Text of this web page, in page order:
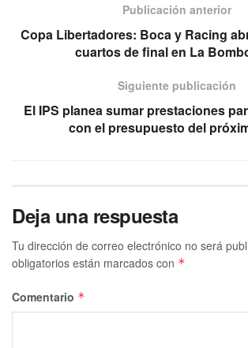
Publicación anterior
Copa Libertadores: Boca y Racing
cuartos de final en La
Siguiente publicación
El IPS planea sumar prestaciones
con el presupuesto del
Deja una respuesta
Tu dirección de correo electrónico no será
obligatorios están marcados con *
Comentario *